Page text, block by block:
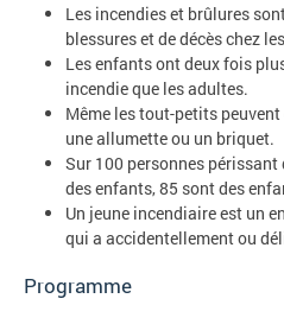
Les incendies et brûlures
blessures et de décès chez
Les enfants ont deux fois
incendie que les adultes.
Même les tout-petits
une allumette ou un briquet.
Sur 100 personnes
des enfants, 85 sont des
Un jeune incendiaire est un
qui a accidentellement ou
Programme